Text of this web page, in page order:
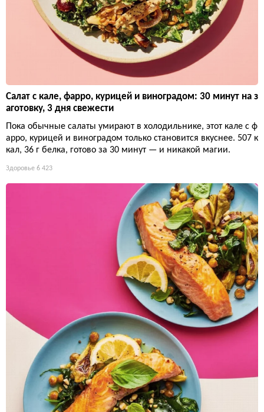
Салат с кале, фарро, курицей и виноградом: 30 минут на з
аготовку, 3 дня свежести
Пока обычные салаты умирают в холодильнике, этот кале с ф
арро, курицей и виноградом только становится вкуснее. 507 к
кал, 36 г белка, готово за 30 минут — и никакой магии.
Здоровье 6 423